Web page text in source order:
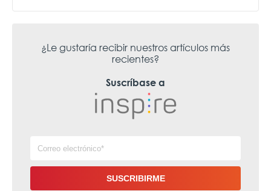
¿Le gustaría recibir nuestros artículos más
recientes?
Suscríbase a